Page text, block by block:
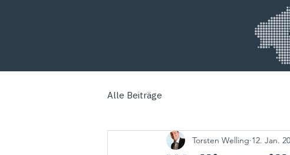
Alle Beiträge
Torsten Welling 12. Jan.